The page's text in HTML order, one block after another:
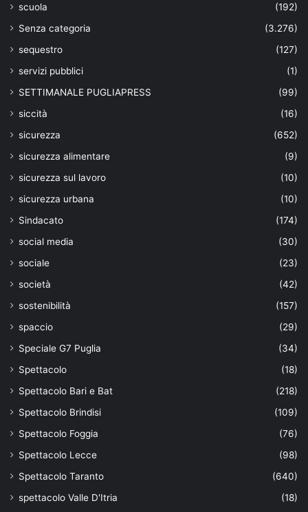
scuola
(192)
Senza categoria
(3.276)
sequestro
(127)
servizi pubblici
(1)
SETTIMANALE PUGLIAPRESS
(99)
siccità
(16)
sicurezza
(652)
sicurezza alimentare
(9)
sicurezza sul lavoro
(10)
sicurezza urbana
(10)
Sindacato
(174)
social media
(30)
sociale
(23)
società
(42)
sostenibilità
(157)
spaccio
(29)
Speciale G7 Puglia
(34)
Spettacolo
(18)
Spettacolo Bari e Bat
(218)
Spettacolo Brindisi
(109)
Spettacolo Foggia
(76)
Spettacolo Lecce
(98)
Spettacolo Taranto
(640)
spettacolo Valle D'Itria
(18)